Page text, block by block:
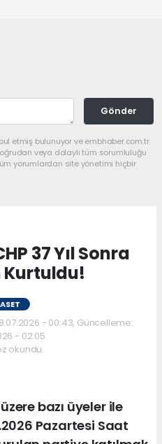
Gönder
etmiş bulunuyor ve embhaber.com.tr
veya dolaylı tüm sorumluluğu
yorumlardan site yönetimi hiçbir
37 Yıl Sonra
- 00:43, Güncelleme:
- 02:05
okundu.
bazı üyeler ile
Pazartesi Saat